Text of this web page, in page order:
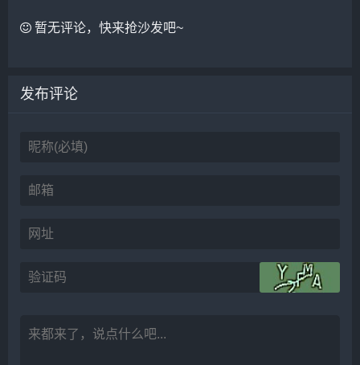
暂无评论，快来抢沙发吧~
发布评论